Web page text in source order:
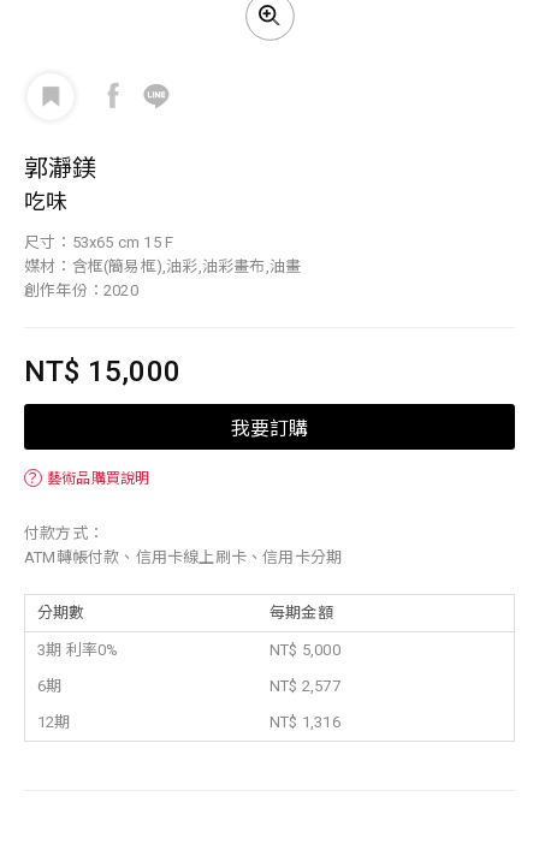
郭瀞鎂
吃味
尺寸：53x65 cm 15 F
媒材：含框(簡易框),油彩,油彩畫布,油畫
創作年份：2020
NT$ 15,000
我要訂購
？ 藝術品購買說明
付款方式：
ATM轉帳付款、信用卡線上刷卡、信用卡分期
分期數 每期金額
3期 利率0%
NT$ 5,000
6期
NT$ 2,577
12期
NT$ 1,316